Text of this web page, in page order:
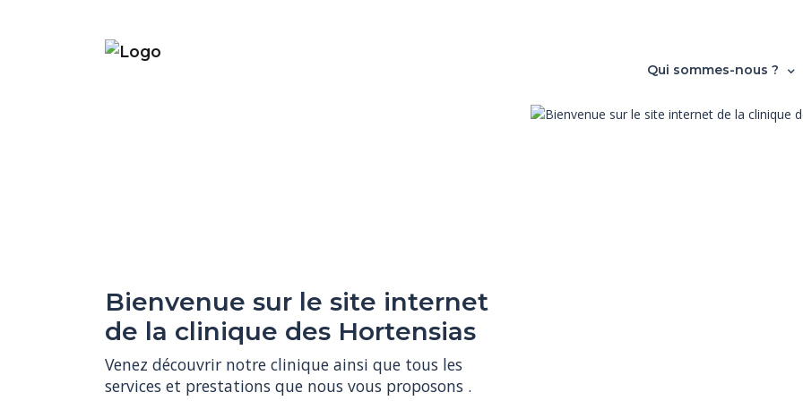
Qui sommes-nous ?
Bienvenue sur le site internet
de la clinique des Hortensias
Venez découvrir notre clinique ainsi que tous les
services et prestations que nous vous proposons .